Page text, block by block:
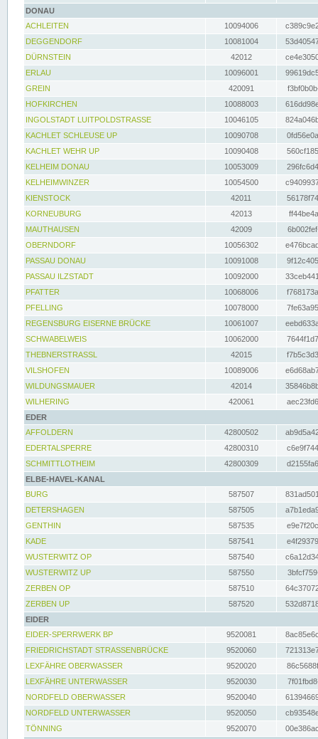
DONAU
ACHLEITEN
10094006
DEGGENDORF
10081004
DÜRNSTEIN
42012
ERLAU
10096001
GREIN
420091
HOFKIRCHEN
10088003
INGOLSTADT LUITPOLDSTRASSE
10046105
KACHLET SCHLEUSE UP
10090708
KACHLET WEHR UP
10090408
KELHEIM DONAU
10053009
KELHEIMWINZER
10054500
KIENSTOCK
42011
KORNEUBURG
42013
MAUTHAUSEN
42009
OBERNDORF
10056302
PASSAU DONAU
10091008
PASSAU ILZSTADT
10092000
PFATTER
10068006
PFELLING
10078000
REGENSBURG EISERNE BRÜCKE
10061007
SCHWABELWEIS
10062000
THEBNERSTRASSL
42015
VILSHOFEN
10089006
WILDUNGSMAUER
42014
WILHERING
420061
EDER
AFFOLDERN
42800502
EDERTALSPERRE
42800310
SCHMITTLOTHEIM
42800309
ELBE-HAVEL-KANAL
BURG
587507
DETERSHAGEN
587505
GENTHIN
587535
KADE
587541
WUSTERWITZ OP
587540
WUSTERWITZ UP
587550
ZERBEN OP
587510
ZERBEN UP
587520
EIDER
EIDER-SPERRWERK BP
9520081
FRIEDRICHSTADT STRASSENBRÜCKE
9520060
LEXFÄHRE OBERWASSER
9520020
LEXFÄHRE UNTERWASSER
9520030
NORDFELD OBERWASSER
9520040
NORDFELD UNTERWASSER
9520050
TÖNNING
9520070